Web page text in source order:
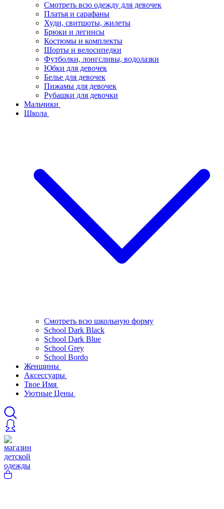
Смотреть всю одежду для девочек
Платья и сарафаны
Худи, свитшоты, жилеты
Брюки и легинсы
Костюмы и комплекты
Шорты и велосипедки
Футболки, лонгсливы, водолазки
Юбки для девочек
Белье для девочек
Пижамы для девочек
Рубашки для девочки
Мальчики
Школа
Смотреть всю школьную форму
School Dark Black
School Dark Blue
School Grey
School Bordo
Женщины
Аксессуары
Твое Имя
Уютные Цены